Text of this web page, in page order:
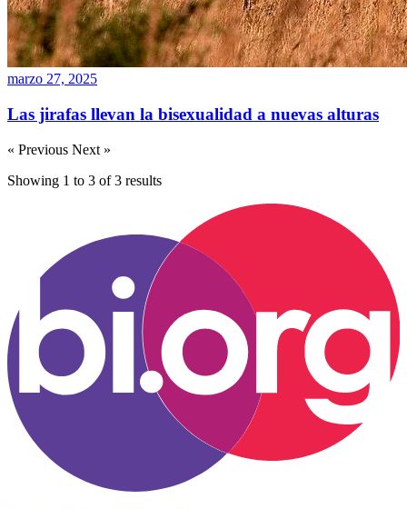
marzo 27, 2025
Las jirafas llevan la bisexualidad a nuevas alturas
« Previous Next »
Showing 1 to 3 of 3 results